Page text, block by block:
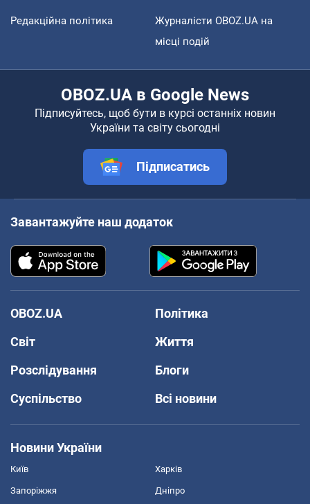
Редакційна політика
Журналісти OBOZ.UA на
місці подій
OBOZ.UA в Google News
Підписуйтесь, щоб бути в курсі останніх новин
України та світу сьогодні
Підписатись
Завантажуйте наш додаток
OBOZ.UA
Політика
Світ
Життя
Розслідування
Блоги
Суспільство
Всі новини
Новини України
Київ Харків
Запоріжжя Дніпро